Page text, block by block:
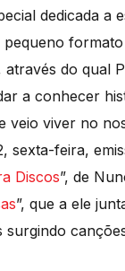
dedicada a
formato
através do qual
a conhecer
veio viver no
sexta-feira,
Discos”, de
”, que a ele
surgindo